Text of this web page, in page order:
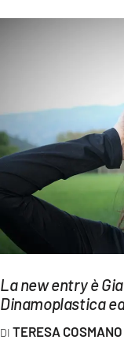
AMBIENTE
ECONOMIA E
EVENTI
SPORT
LAC NETWORK
LAC ONAIR
La new entry è
Dinamoplastica
TERESA COSMANO